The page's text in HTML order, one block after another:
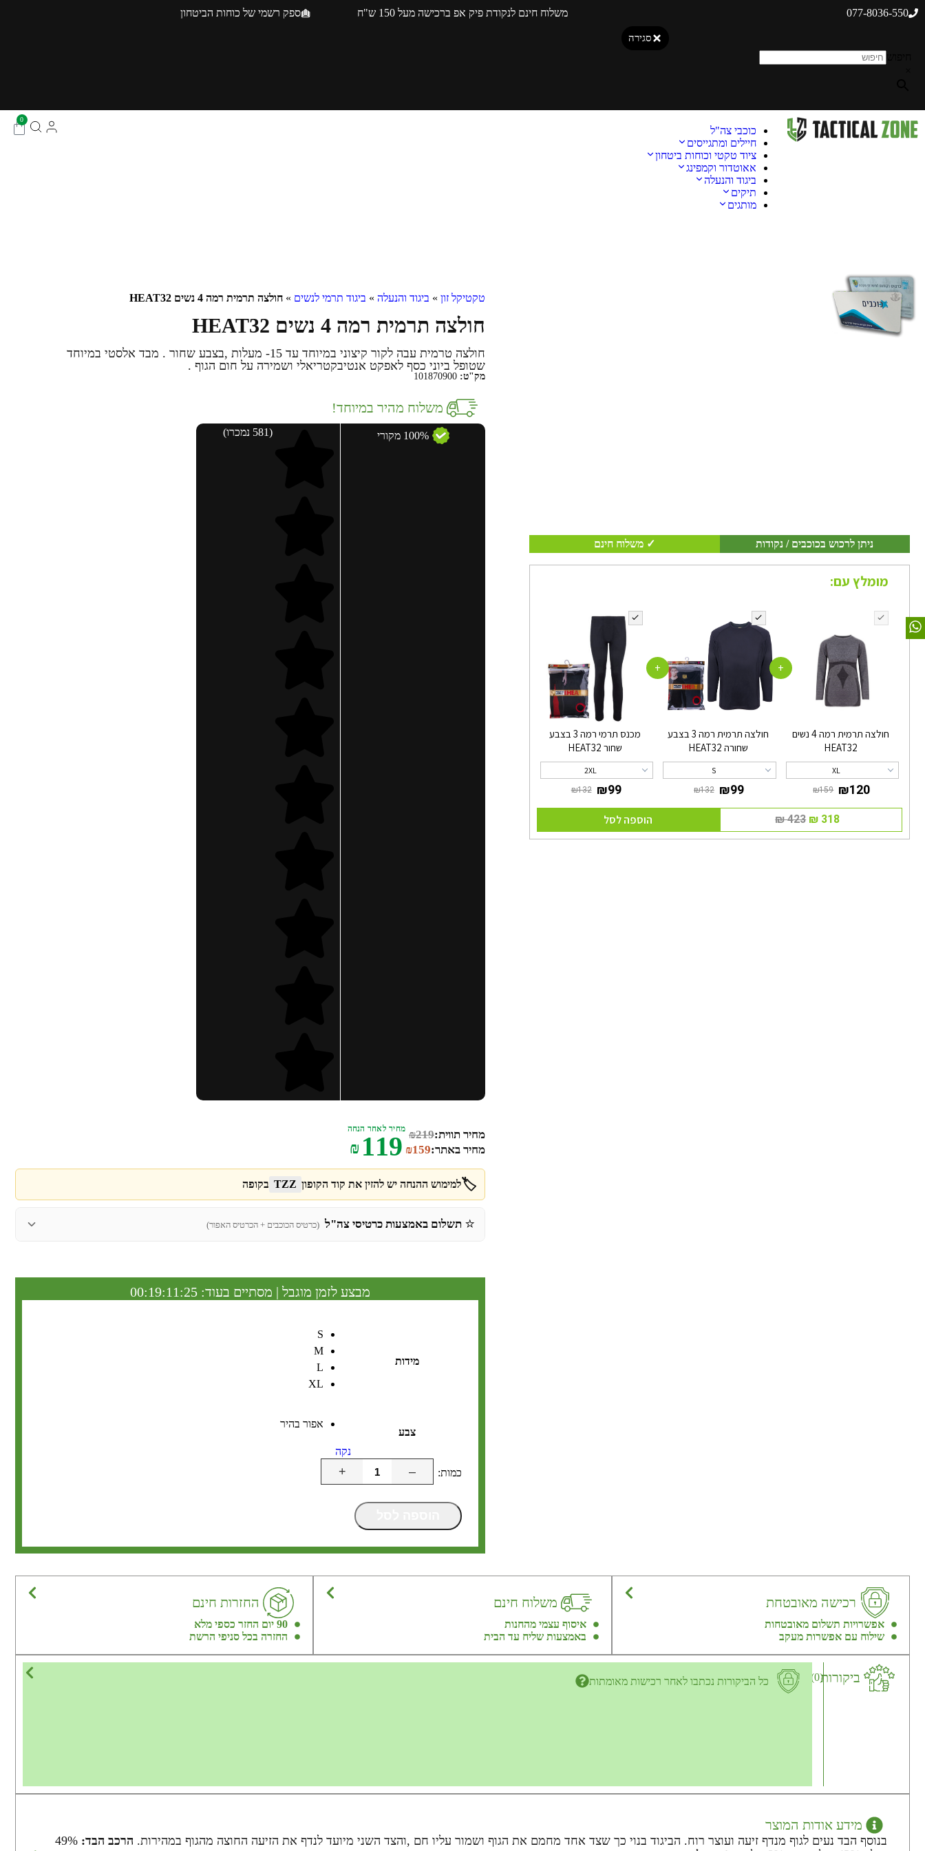
077-8036-550 משלוח חינם לנקודת פיק אפ ברכישה מעל 150 ש"ח ספק רשמי של כוחות הביטחון
סגירה
כוכבי צה"ל
חיילים ומתגייסים
ציוד טקטי וכוחות ביטחון
אאוטדור וקמפינג
ביגוד והנעלה
תיקים
מותגים
0
מבצע!
ניתן לרכוש בכוכבים / נקודות ✓ משלוח חינם
מומלץ עם:
חולצה תרמית רמה 4 נשים
HEAT32
XL
‏159 ₪
+
חולצה תרמית רמה 3 בצבע
שחורה HEAT32
S
+
מכנס תרמי רמה 3 בצבע
שחור HEAT32
2XL
‏132 ₪ ‏99 ₪
‏423 ₪ הוספה לסל
טקטיקל זון » ביגוד והנעלה » ביגוד תרמי לנשים » חולצה תרמית רמה 4 נשים HEAT32
חולצה תרמית רמה 4 נשים HEAT32
חולצה טרמית עבה לקור קיצוני במיוחד עד 15- מעלות ,בצבע שחור . מבד אלסטי במיוחד
שטופל ביוני כסף לאפקט אנטיבקטריאלי ושמירה על חום הגוף .
מק"ט:
משלוח מהיר במיוחד!
100% מקורי (581 נמכרו)
מחיר תווית: ₪219
מחיר באתר:
₪159
מחיר לאחר הנחה
₪ 119
🏷️למימוש ההנחה יש להזין את קוד הקופון TZZ בקופה
⭐ תשלום באמצעות כרטיסי צה"ל (כרטיס הכוכבים + הכרטיס האפור)
מבצע לזמן מוגבל | מסתיים בעוד: 00:19:11:24
מידות
S
M
L
XL
צבע
אפור בהיר
נקה
–
+
רכישה מאובטחת
אפשרויות תשלום מאובטחות
שילוח עם אפשרות מעקב
משלוח חינם
איסוף עצמי מהחנות
באמצעות שליח עד הבית
החזרות חינם
90 יום החזר כספי מלא
החזרה בכל סניפי הרשת
ביקורות(0) כל הביקורות נכתבו לאחר רכישות מאומתות
מידע אודות המוצר
בנוסף הבד נעים לגוף מנדף זיעה ועוצר רוח. הביגוד בנוי כך שצד אחד מחמם את הגוף ושמור עליו חם ,והצד השני מיועד לנדף את הזיעה החוצה מהגוף במהירות. הרכב הבד: 49%